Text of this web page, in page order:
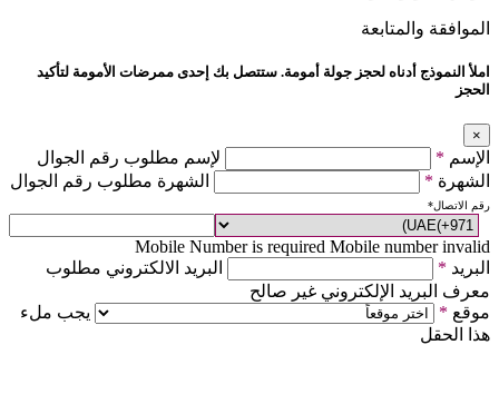
الموافقة والمتابعة
املأ النموذج أدناه لحجز جولة أمومة. ستتصل بك إحدى ممرضات الأمومة لتأكيد
الحجز
×
الإسم *
لإسم مطلوب رقم الجوال
الشهرة * الشهرة مطلوب رقم الجوال
رقم الاتصال*
Mobile Number is required Mobile number invalid
البريد *
البريد الالكتروني مطلوب
معرف البريد الإلكتروني غير صالح
موقع *
يجب ملء
هذا الحقل